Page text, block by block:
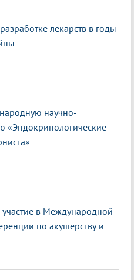
лекарств в годы
научно-
«Эндокринологические
в Международной
по акушерству и